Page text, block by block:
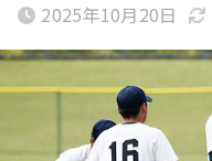
2025年10月20日